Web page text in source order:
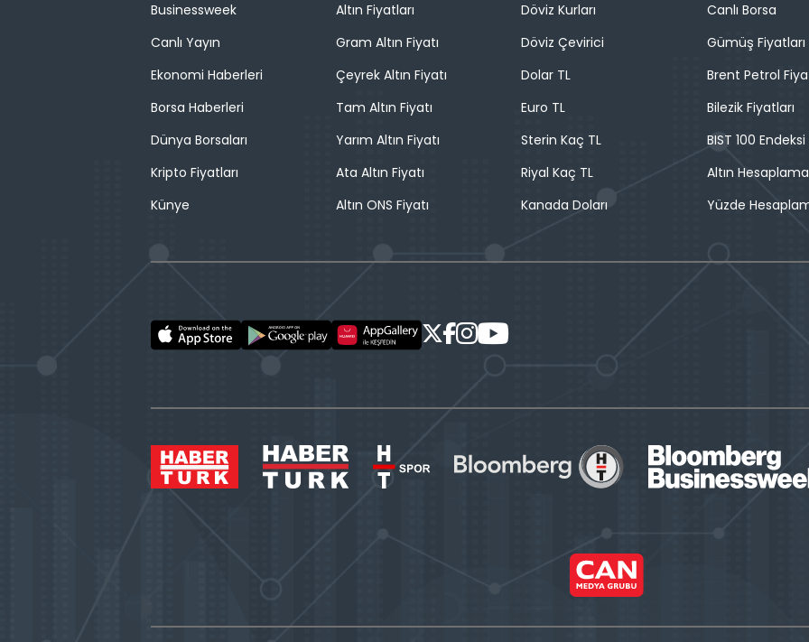
Businessweek
Canlı Yayın
Ekonomi Haberleri
Borsa Haberleri
Dünya Borsaları
Kripto Fiyatları
Künye
Altın Fiyatları
Gram Altın Fiyatı
Çeyrek Altın Fiyatı
Tam Altın Fiyatı
Yarım Altın Fiyatı
Ata Altın Fiyatı
Altın ONS Fiyatı
Döviz Kurları
Döviz Çevirici
Dolar TL
Euro TL
Sterin Kaç TL
Riyal Kaç TL
Kanada Doları
Canlı Borsa
Gümüş Fiyatları
Brent Petrol
Bilezik Fiyatları
BIST 100 Endeksi
Altın Hesaplama
Yüzde